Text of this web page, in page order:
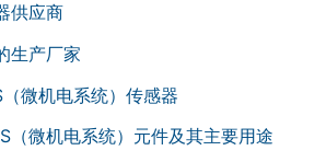
供应商
生产厂家
微机电系统）传感器
（微机电系统）元件及其主要用途